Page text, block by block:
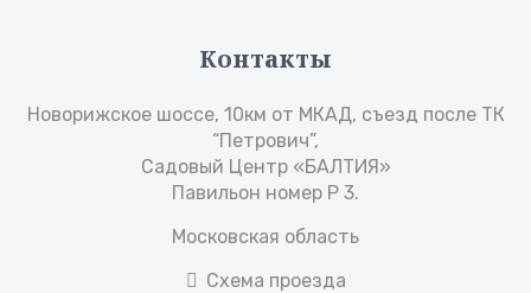
Контакты
Новорижское шоссе, 10км от МКАД, съезд после ТК
“Петрович”,
Садовый Центр «БАЛТИЯ»
Павильон номер Р 3.
Московская область
Схема проезда